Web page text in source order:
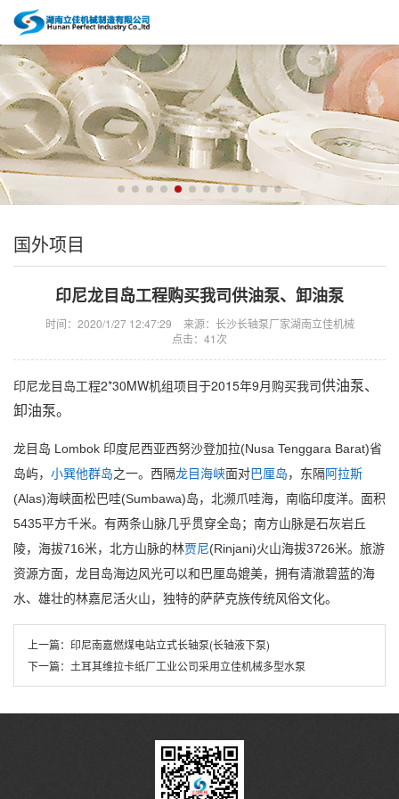
国外项目
印尼龙目岛工程购买我司供油泵、卸油泵
时间：2020/1/27 12:47:29
来源：长沙长轴泵厂家湖南立佳机械
点击： 41次
印尼龙目岛工程2*30MW机组项目于2015年9月购买我司供油泵、
卸油泵。
龙目岛 Lombok 印度尼西亚西努沙登加拉(Nusa Tenggara Barat)省
岛屿， 小巽他群岛之一。西隔龙目海峡面对巴厘岛，东隔阿拉斯
(Alas)海峡面松巴哇(Sumbawa)岛，北濒爪哇海，南临印度洋。面积
5435平方千米。有两条山脉几乎贯穿全岛；南方山脉是石灰岩丘
陵，海拔716米，北方山脉的林贾尼(Rinjani)火山海拔3726米。旅游
资源方面，龙目岛海边风光可以和巴厘岛媲美，拥有清澈碧蓝的海
水、雄壮的林嘉尼活火山，独特的萨萨克族传统风俗文化。
上一篇： 印尼南嘉燃煤电站立式长轴泵(长轴液下泵)
下一篇： 土耳其维拉卡纸厂工业公司采用立佳机械多型水泵